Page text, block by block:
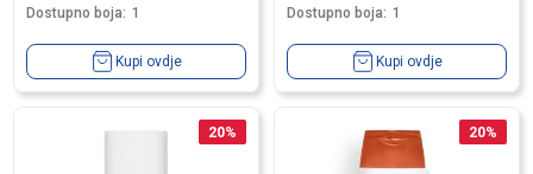
Dostupno boja: 1
Kupi ovdje
Dostupno boja: 1
Kupi ovdje
20% 20%